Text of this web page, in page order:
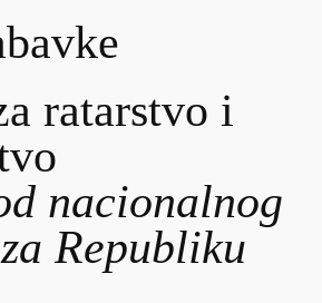
ratarstvo i
nacionalnog
Republiku